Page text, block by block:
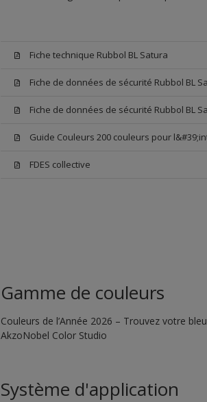
Fiche technique Rubbol BL Satura
Fiche de données de sécurité Rubbol BL
Fiche de données de sécurité Rubbol BL
Guide Couleurs 200 couleurs pour
FDES collective
Gamme de couleurs
Couleurs de l’Année 2026 – Trouvez votre
AkzoNobel Color Studio
Système d'application